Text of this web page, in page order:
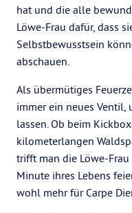
hat und die alle
Löwe-Frau dafür, dass
Selbstbewusstsein
abschauen.
Als übermütiges
immer ein neues Ventil,
lassen. Ob beim
kilometerlangen
trifft man die Löwe-
Minute ihres Lebens
wohl mehr für Carpe